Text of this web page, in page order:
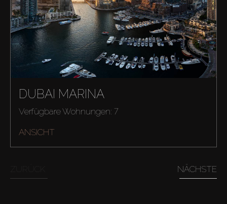
Kaufen
Miete
DUBAI MARINA
Verfügbare Wohnungen: 7
ANSICHT
NÄCHSTE